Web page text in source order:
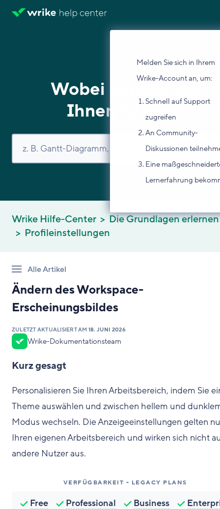
Melden Sie sich in Ihrem
Wrike-Account an, um:
Schnell auf Support
zugreifen
An Community-
Diskussionen
Eine
Lernerfahrung
Wobei können wir
Ihnen helfen?
Wrike Hilfe-Center
Die Grundlagen erlernen
Profileinstellungen
Alle Artikel
Ändern des Workspace-
Erscheinungsbildes
ZULETZT AKTUALISIERT AM 18. JUNI 2026
Wrike-Dokumentationsteam
Kurz gesagt
Personalisieren Sie Ihren Arbeitsbereich, indem Sie
Theme auswählen und zwischen hellem und
Modus wechseln. Die Anzeigeeinstellungen gelten
Ihren eigenen Arbeitsbereich und wirken sich nicht
andere Nutzer aus.
VERFÜGBARKEIT - LEGACY PLANS
Free Professional Business